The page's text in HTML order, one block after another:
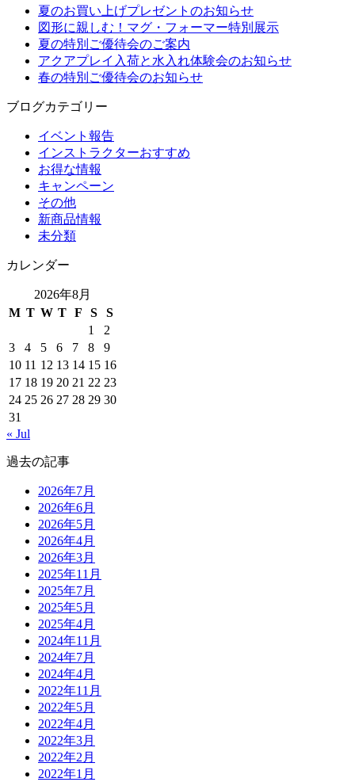
夏のお買い上げプレゼントのお知らせ
図形に親しむ！マグ・フォーマー特別展示
夏の特別ご優待会のご案内
アクアプレイ入荷と水入れ体験会のお知らせ
春の特別ご優待会のお知らせ
ブログカテゴリー
イベント報告
インストラクターおすすめ
お得な情報
キャンペーン
その他
新商品情報
未分類
カレンダー
2026年8月
M T W T F S
S
1
2
3
4 5 6 7 8
9
10 11 12 13 14 15 16
17 18 19 20 21 22 23
24 25 26 27 28 29 30
31
« Jul
過去の記事
2026年7月
2026年6月
2026年5月
2026年4月
2026年3月
2025年11月
2025年7月
2025年5月
2025年4月
2024年11月
2024年7月
2024年4月
2022年11月
2022年5月
2022年4月
2022年3月
2022年2月
2022年1月